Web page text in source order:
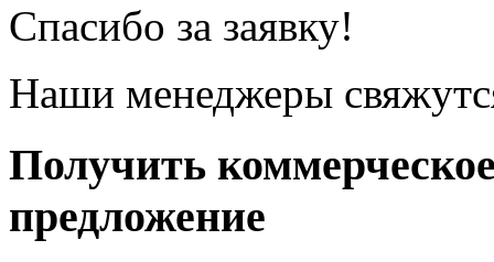
Спасибо за заявку!
Наши менеджеры
Получить
предложение